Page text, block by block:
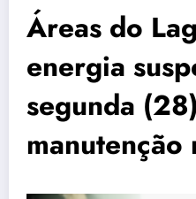
Áreas do
energia
segunda
manutenção